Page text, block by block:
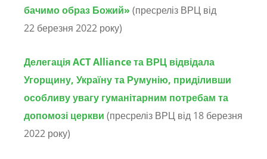
бачимо образ Божий» (пресреліз ВРЦ від
22 березня 2022 року)
Делегація ACT Alliance та ВРЦ відвідала
Угорщину, Україну та Румунію, приділивши
особливу увагу гуманітарним потребам та
допомозі церкви (пресреліз ВРЦ від 18 березня
2022 року)